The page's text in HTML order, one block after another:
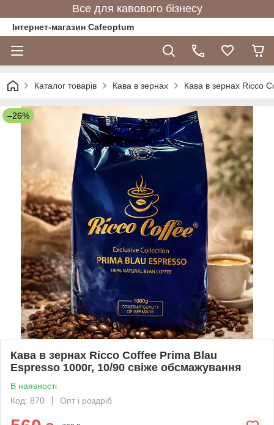
Все для кавового бізнесу
Інтернет-магазин Cafeoptum
Каталог товарів Кава в зернах Кава в зернах Ricco
–26%
Кава в зернах Ricco Coffee Prima Blau
Espresso 1000г, 10/90 свіже обсмажування
В наявності
Код: 870
Опт і роздріб